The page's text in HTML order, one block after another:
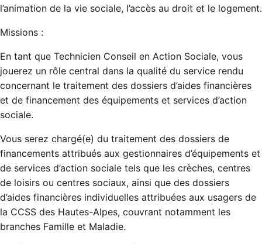
l’animation de la vie sociale, l’accès au droit et le logement.
Missions :
En tant que Technicien Conseil en Action Sociale, vous
jouerez un rôle central dans la qualité du service rendu
concernant le traitement des dossiers d’aides financières
et de financement des équipements et services d’action
sociale.
Vous serez chargé(e) du traitement des dossiers de
financements attribués aux gestionnaires d’équipements et
de services d’action sociale tels que les crèches, centres
de loisirs ou centres sociaux, ainsi que des dossiers
d’aides financières individuelles attribuées aux usagers de
la CCSS des Hautes-Alpes, couvrant notamment les
branches Famille et Maladie.